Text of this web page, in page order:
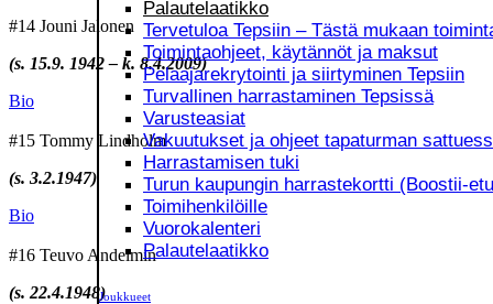
Palautelaatikko
Tervetuloa Tepsiin – Tästä mukaan
Toimintaohjeet, käytännöt ja maksut
Pelaajarekrytointi ja siirtyminen Tepsiin
Turvallinen harrastaminen Tepsissä
Varusteasiat
Vakuutukset ja ohjeet tapaturman
Harrastamisen tuki
Turun kaupungin harrastekortti (Boostii-
Toimihenkilöille
Vuorokalenteri
Palautelaatikko
Joukkueet
#14 Jouni Jalonen
(s. 15.9. 1942 – k. 8.4.2009)
Bio
#15 Tommy Lindholm
(s. 3.2.1947)
Bio
#16 Teuvo Andelmin
(s. 22.4.1948)